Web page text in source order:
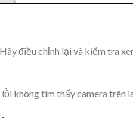
điều chỉnh lại và kiểm tra
lỗi không tìm thấy camera trên